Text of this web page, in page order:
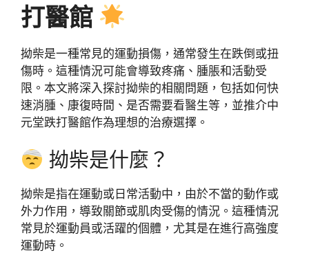
打醫館
拗柴是一種常見的運動損傷，通常發生在跌倒或扭
傷時。這種情況可能會導致疼痛、腫脹和活動受
限。本文將深入探討拗柴的相關問題，包括如何快
速消腫、康復時間、是否需要看醫生等，並推介中
元堂跌打醫館作為理想的治療選擇。
拗柴是什麼？
拗柴是指在運動或日常活動中，由於不當的動作或
外力作用，導致關節或肌肉受傷的情況。這種情況
常見於運動員或活躍的個體，尤其是在進行高強度
運動時。